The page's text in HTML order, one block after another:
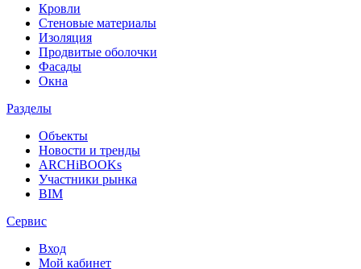
Кровли
Стеновые материалы
Изоляция
Продвитые оболочки
Фасады
Окна
Разделы
Объекты
Новости и тренды
ARCHiBOOKs
Участники рынка
BIM
Сервис
Вход
Мой кабинет